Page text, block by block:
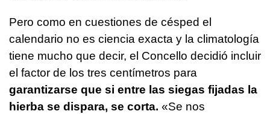
Pero como en cuestiones de césped el
calendario no es ciencia exacta y la climatología
tiene mucho que decir, el Concello decidió incluir
el factor de los tres centímetros para
garantizarse que si entre las siegas fijadas la
hierba se dispara, se corta. «Se nos